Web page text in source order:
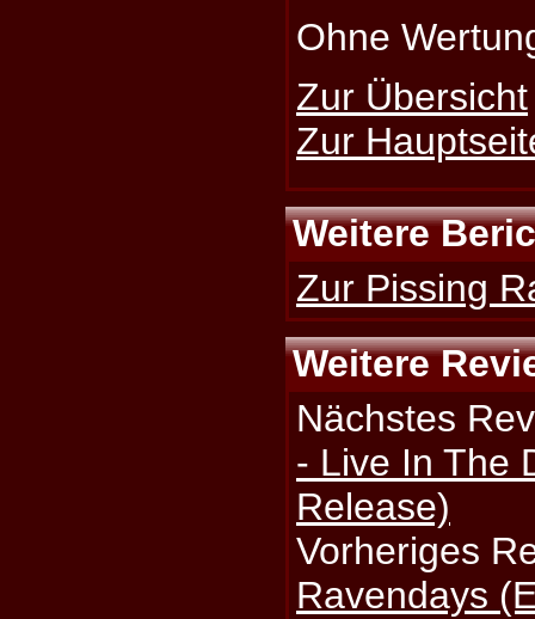
Ohne
Zur Übersicht
Zur
Weitere
Zur Pissing
Weitere
Nächstes
- Live In The
Release)
Vorheriges
Ravendays